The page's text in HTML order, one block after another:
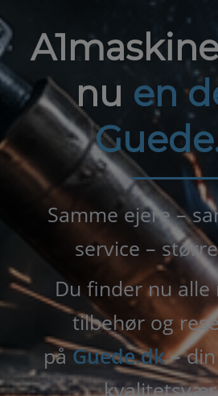
nu en
Samme ejere –
service –
Du finder nu alle
tilbehør og
påGuede.dk– din